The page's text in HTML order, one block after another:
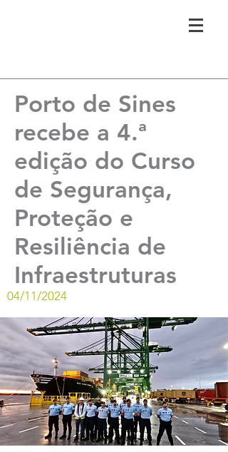
Porto de Sines
recebe a 4.ª
edição do Curso
de Segurança,
Proteção e
Resiliência de
Infraestruturas
04/11/2024